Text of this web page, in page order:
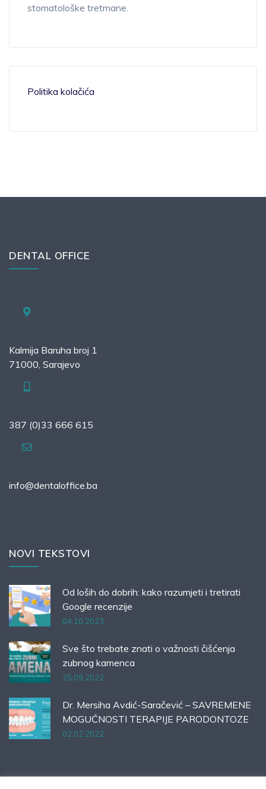
stomatološke tretmane.
Politika kolačića
DENTAL OFFICE
Kalmija Baruha broj 1
71000, Sarajevo
387 (0)33 666 615
info@dentaloffice.ba
NOVI TEKSTOVI
Od loših do dobrih: kako razumjeti i tretirati
Google recenzije
04.10.2023
Sve što trebate znati o važnosti čišćenja
zubnog kamenca
25.09.2022
Dr. Mersiha Avdić-Saračević – SAVREMENE
MOGUĆNOSTI TERAPIJE PARODONTOZE
02.02.2022